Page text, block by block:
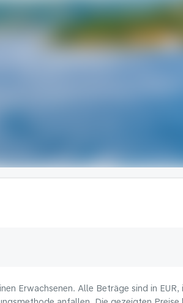
Erwachsenen. Alle Beträge sind in